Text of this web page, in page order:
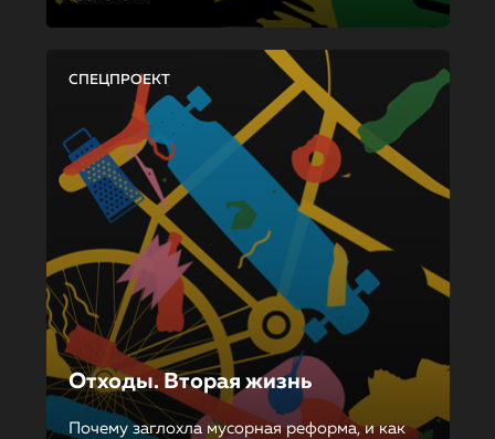
СПЕЦПРОЕКТ
Отходы. Вторая жизнь
Почему заглохла мусорная реформа, и как